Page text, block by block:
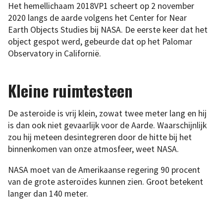
Het hemellichaam 2018VP1 scheert op 2 november
2020 langs de aarde volgens het Center for Near
Earth Objects Studies bij NASA. De eerste keer dat het
object gespot werd, gebeurde dat op het Palomar
Observatory in Californië.
Kleine ruimtesteen
De asteroide is vrij klein, zowat twee meter lang en hij
is dan ook niet gevaarlijk voor de Aarde. Waarschijnlijk
zou hij meteen desintegreren door de hitte bij het
binnenkomen van onze atmosfeer, weet NASA.
NASA moet van de Amerikaanse regering 90 procent
van de grote asteroïdes kunnen zien. Groot betekent
langer dan 140 meter.